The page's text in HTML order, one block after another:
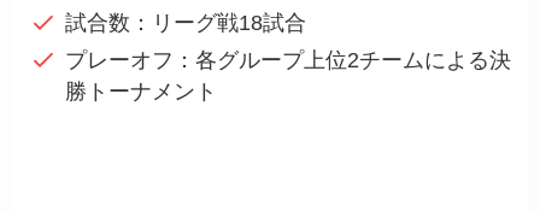
試合数：リーグ戦18試合
プレーオフ：各グループ上位2チームによる決
勝トーナメント